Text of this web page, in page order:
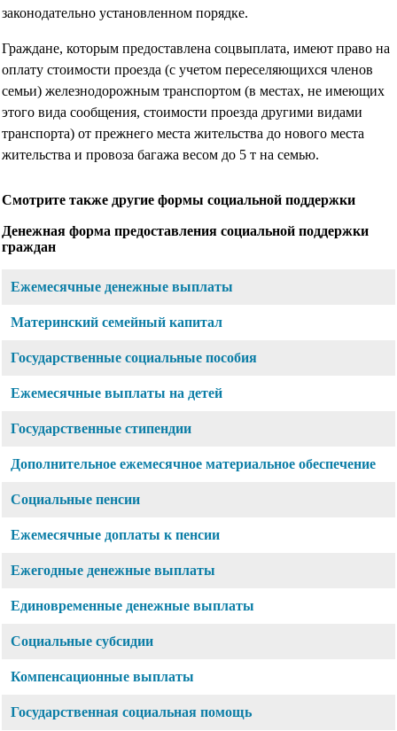
законодательно установленном порядке.
Граждане, которым предоставлена соцвыплата, имеют право на
оплату стоимости проезда (с учетом переселяющихся членов
семьи) железнодорожным транспортом (в местах, не имеющих
этого вида сообщения, стоимости проезда другими видами
транспорта) от прежнего места жительства до нового места
жительства и провоза багажа весом до 5 т на семью.
Смотрите также другие формы социальной поддержки
Денежная форма предоставления социальной поддержки
граждан
Ежемесячные денежные выплаты
Материнский семейный капитал
Государственные социальные пособия
Ежемесячные выплаты на детей
Государственные стипендии
Дополнительное ежемесячное материальное обеспечение
Социальные пенсии
Ежемесячные доплаты к пенсии
Ежегодные денежные выплаты
Единовременные денежные выплаты
Социальные субсидии
Компенсационные выплаты
Государственная социальная помощь